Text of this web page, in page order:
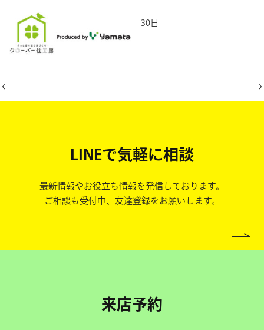
2025年9月30日
LINEで気軽に相談
最新情報やお役立ち情報を発信しております。
ご相談も受付中、友達登録をお願いします。
来店予約